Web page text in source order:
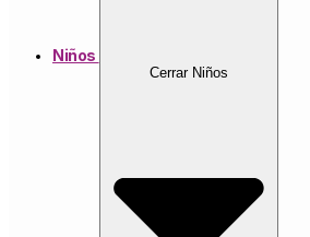
Niños
Cerrar Niños